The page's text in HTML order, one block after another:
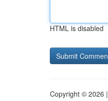
HTML is disabled
Copyright © 2026 |